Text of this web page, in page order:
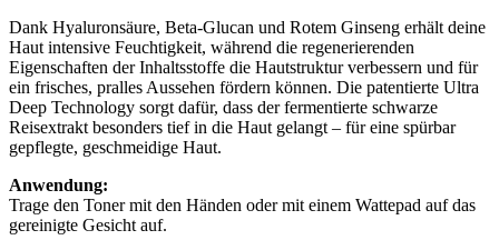
Dank Hyaluronsäure, Beta-Glucan und Rotem Ginseng erhält deine
Haut intensive Feuchtigkeit, während die regenerierenden
Eigenschaften der Inhaltsstoffe die Hautstruktur verbessern und für
ein frisches, pralles Aussehen fördern können. Die patentierte Ultra
Deep Technology sorgt dafür, dass der fermentierte schwarze
Reisextrakt besonders tief in die Haut gelangt – für eine spürbar
gepflegte, geschmeidige Haut.
Anwendung:
Trage den Toner mit den Händen oder mit einem Wattepad auf das
gereinigte Gesicht auf.